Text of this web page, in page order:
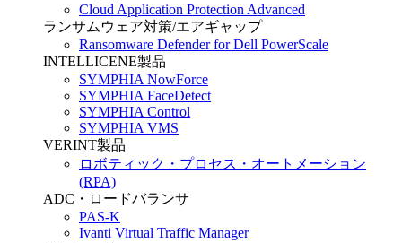
Cloud Application Protection Advanced
ランサムウェア対策/エアギャップ
Ransomware Defender for Dell PowerScale
INTELLICENE製品
SYMPHIA NowForce
SYMPHIA FaceDetect
SYMPHIA Control
SYMPHIA VMS
VERINT製品
ロボティック・プロセス・オートメーション
(RPA)
ADC・ロードバランサ
PAS-K
Ivanti Virtual Traffic Manager